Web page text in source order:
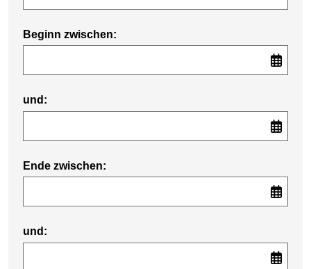
Beginn zwischen:
und:
Ende zwischen:
und: